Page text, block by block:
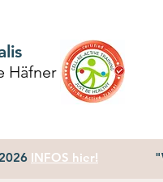
Häfner
INFOS hier!